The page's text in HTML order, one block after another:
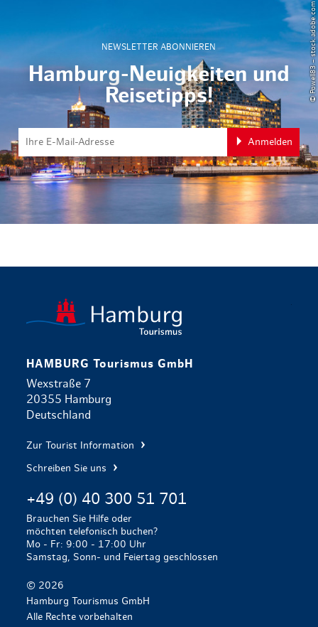
NEWSLETTER ABONNIEREN
Hamburg-Neuigkeiten und
Reisetipps!
Anmelden
© Powell83 – stock.adobe.com
HAMBURG Tourismus GmbH
Wexstraße 7
20355 Hamburg
Deutschland
Zur Tourist Information
Schreiben Sie uns
+49 (0) 40 300 51 701
Brauchen Sie Hilfe oder
möchten telefonisch buchen?
Mo - Fr: 9:00 - 17:00 Uhr
Samstag, Sonn- und Feiertag geschlossen
© 2026
Hamburg Tourismus GmbH
Alle Rechte vorbehalten